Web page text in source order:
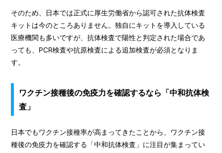
そのため、日本では正式に厚生労働省から認可された抗体検査
キットは今のところありません。独自にキットを導入している
医療機関も多いですが、抗体検査で陽性と判定された場合であ
っても、PCR検査や抗原検査による追加検査が必須となりま
す。
ワクチン接種後の免疫力を確認するなら「中和抗体検
査」
日本でもワクチン接種率が高まってきたことから、ワクチン接
種後の免疫力を確認する「中和抗体検査」に注目が集まってい